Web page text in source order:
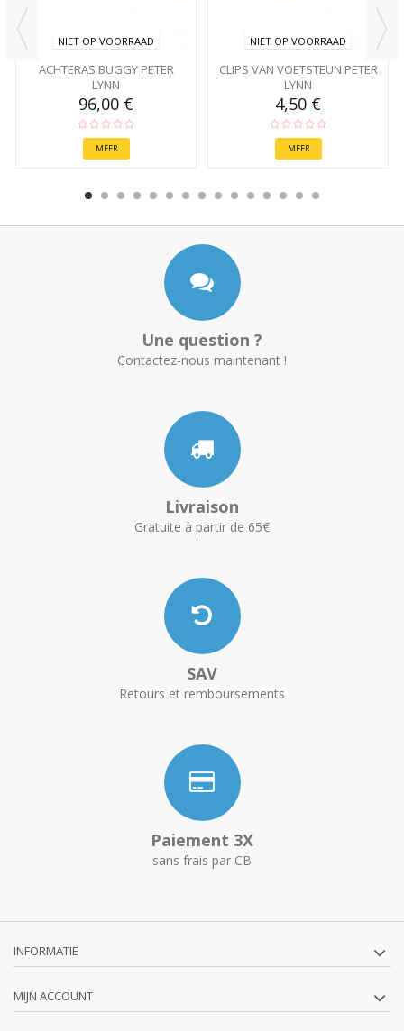
NIET OP VOORRAAD
ACHTERAS BUGGY PETER
LYNN
96,00 €
MEER
NIET OP VOORRAAD
CLIPS VAN VOETSTEUN PETER
LYNN
4,50 €
MEER
Une question ?
Contactez-nous maintenant !
Livraison
Gratuite à partir de 65€
SAV
Retours et remboursements
Paiement 3X
sans frais par CB
INFORMATIE
MIJN ACCOUNT